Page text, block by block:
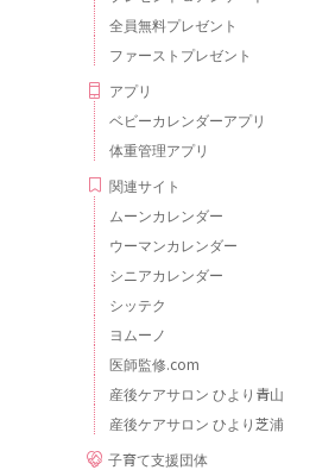
全員無料プレゼント
ファーストプレゼント
アプリ
ベビーカレンダーアプリ
体重管理アプリ
関連サイト
ムーンカレンダー
ウーマンカレンダー
シニアカレンダー
シッテク
ヨムーノ
医師監修.com
産後ケアサロン ひより青山
産後ケアサロン ひより芝浦
子育て支援団体